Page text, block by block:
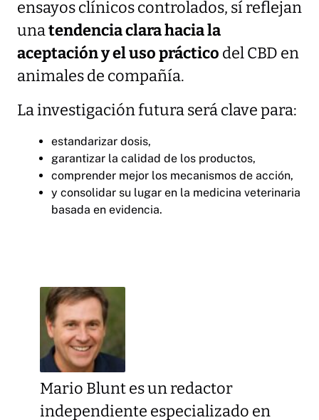
ensayos clínicos controlados, sí reflejan
unatendencia clara hacia la
aceptación y el uso práctico del CBD en
animales de compañía.
La investigación futura será clave para:
estandarizar dosis,
garantizar la calidad de los productos,
comprender mejor los mecanismos de acción,
y consolidar su lugar en la medicina veterinaria
basada en evidencia.
Mario Blunt es un redactor
independiente especializado en